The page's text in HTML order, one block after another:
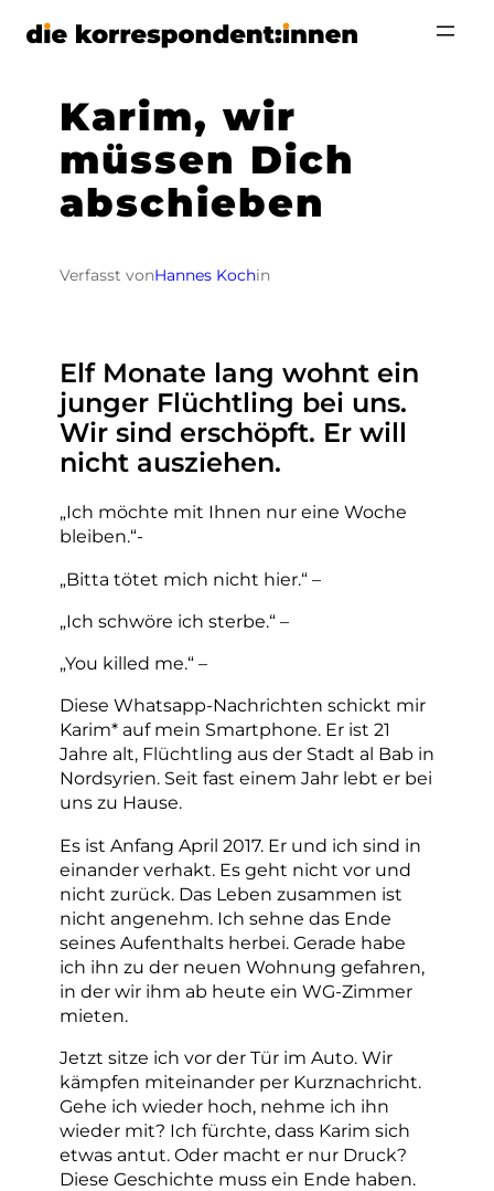
Zum
Karim, wir
müssen Dich
abschieben
Verfasst vonHannes Kochin
Elf Monate lang wohnt ein
junger Flüchtling bei uns.
Wir sind erschöpft. Er will
nicht ausziehen.
„Ich möchte mit Ihnen nur eine Woche
bleiben.“-
„Bitta tötet mich nicht hier.“ –
„Ich schwöre ich sterbe.“ –
„You killed me.“ –
Diese Whatsapp-Nachrichten schickt mir
Karim* auf mein Smartphone. Er ist 21
Jahre alt, Flüchtling aus der Stadt al Bab in
Nordsyrien. Seit fast einem Jahr lebt er bei
uns zu Hause.
Es ist Anfang April 2017. Er und ich sind in
einander verhakt. Es geht nicht vor und
nicht zurück. Das Leben zusammen ist
nicht angenehm. Ich sehne das Ende
seines Aufenthalts herbei. Gerade habe
ich ihn zu der neuen Wohnung gefahren,
in der wir ihm ab heute ein WG-Zimmer
mieten.
Jetzt sitze ich vor der Tür im Auto. Wir
kämpfen miteinander per Kurznachricht.
Gehe ich wieder hoch, nehme ich ihn
wieder mit? Ich fürchte, dass Karim sich
etwas antut. Oder macht er nur Druck?
Diese Geschichte muss ein Ende haben.